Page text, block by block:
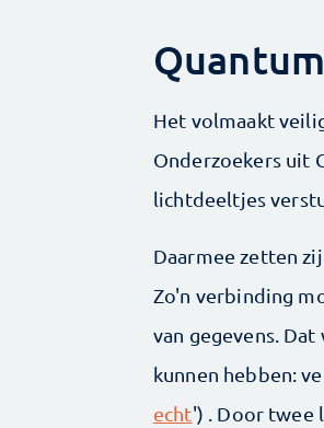
Het volmaakt
Onderzoekers uit
lichtdeeltjes
Daarmee zetten
Zo'n verbinding
van gegevens.
kunnen hebben:
echt') . Door twee